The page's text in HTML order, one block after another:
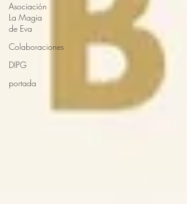
Asociación
La Magia
de Eva
Colaboraciones
DIPG
portada